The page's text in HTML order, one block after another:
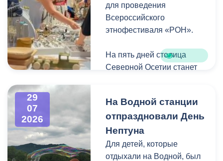
календарного года.
Пользоваться проездным
удостоверением может
которого он оформлен.
Владикавказа обещала,
что льгота сохранится и
будет предоставляться в
рамках нового
нормативного порядка.
для проведения
Всероссийского
этнофестиваля «РОН».
На пять дней столица
Северной Осетии станет
богатейшее культурное
наследие нашей великой
России.
29
07
2026
На Водной станции
отпраздновали День
Нептуна
Для детей, которые
отдыхали на Водной, был